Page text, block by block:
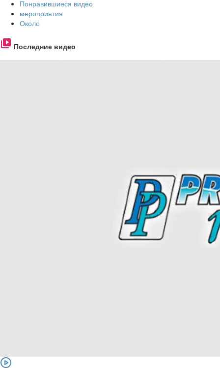
Понравившиеся видео
мероприятия
Около
Последние видео